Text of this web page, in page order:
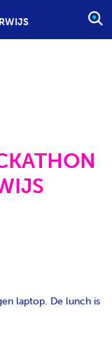
S
T
Z
A
laptop. De lunch is